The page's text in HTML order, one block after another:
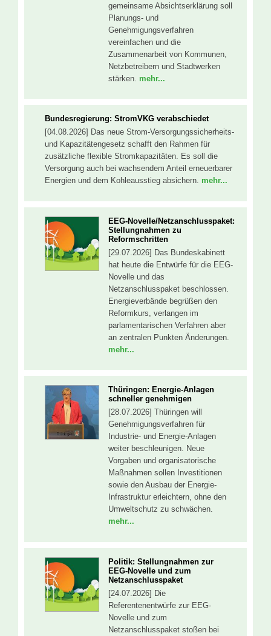
gemeinsame Absichtserklärung soll
Planungs- und
Genehmigungsverfahren
vereinfachen und die
Zusammenarbeit von Kommunen,
Netzbetreibern und Stadtwerken
stärken. mehr...
Bundesregierung: StromVKG verabschiedet
[04.08.2026] Das neue Strom-Versorgungssicherheits-
und Kapazitätengesetz schafft den Rahmen für
zusätzliche flexible Stromkapazitäten. Es soll die
Versorgung auch bei wachsendem Anteil erneuerbarer
Energien und dem Kohleausstieg absichern. mehr...
EEG-Novelle/Netzanschlusspaket:
Stellungnahmen zu
Reformschritten
[29.07.2026] Das Bundeskabinett
hat heute die Entwürfe für die EEG-
Novelle und das
Netzanschlusspaket beschlossen.
Energieverbände begrüßen den
Reformkurs, verlangen im
parlamentarischen Verfahren aber
an zentralen Punkten Änderungen.
mehr...
Thüringen: Energie-Anlagen
schneller genehmigen
[28.07.2026] Thüringen will
Genehmigungsverfahren für
Industrie- und Energie-Anlagen
weiter beschleunigen. Neue
Vorgaben und organisatorische
Maßnahmen sollen Investitionen
sowie den Ausbau der Energie-
Infrastruktur erleichtern, ohne den
Umweltschutz zu schwächen.
mehr...
Politik: Stellungnahmen zur
EEG-Novelle und zum
Netzanschlusspaket
[24.07.2026] Die
Referentenentwürfe zur EEG-
Novelle und zum
Netzanschlusspaket stoßen bei